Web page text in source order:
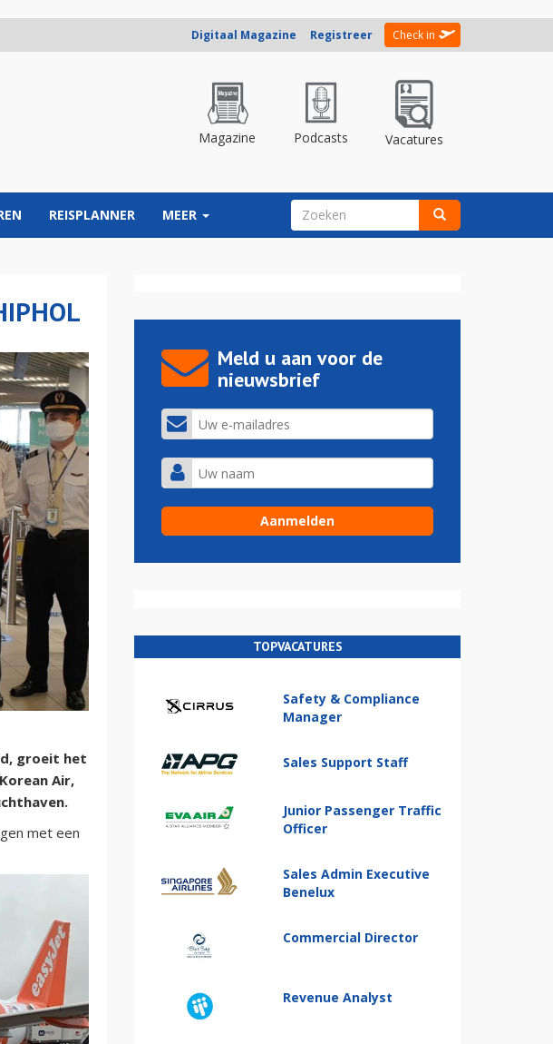
Digitaal Magazine Registreer Check in
Magazine Podcasts Vacatures
REISPLANNER MEER ZOEKVELD
groeit het
Air,
met een
Meld u aan voor de
nieuwsbrief
TOPVACATURES
Safety & Compliance
Manager
Sales Support Staff
Junior Passenger Traffic
Officer
Sales Admin Executive
Benelux
Commercial Director
Revenue Analyst